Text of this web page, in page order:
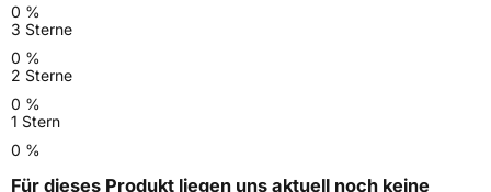
0 %
3 Sterne
0 %
2 Sterne
0 %
1 Stern
0 %
Für dieses Produkt liegen uns aktuell noch keine